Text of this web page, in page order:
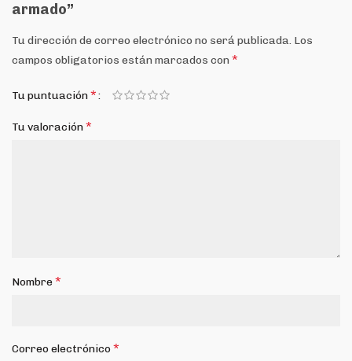
armado”
Tu dirección de correo electrónico no será publicada. Los
campos obligatorios están marcados con *
Tu puntuación*
Tu valoración*
Nombre*
Correo electrónico*